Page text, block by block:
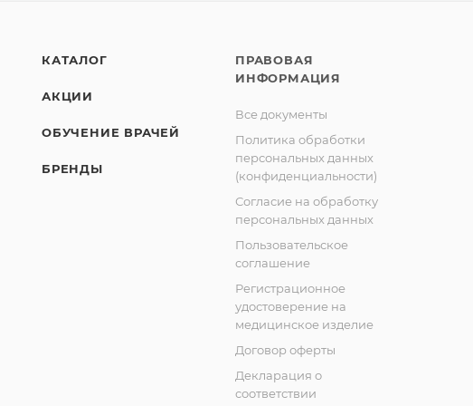
КАТАЛОГ
АКЦИИ
ОБУЧЕНИЕ ВРАЧЕЙ
БРЕНДЫ
ПРАВОВАЯ
ИНФОРМАЦИЯ
Все документы
Политика обработки
персональных данных
(конфиденциальности)
Согласие на обработку
персональных данных
Пользовательское
соглашение
Регистрационное
удостоверение на
медицинское изделие
Договор оферты
Декларация о
соответствии